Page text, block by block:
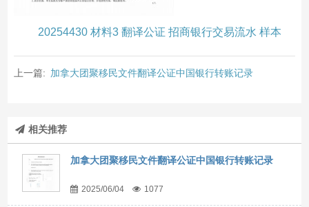
20254430 材料3 翻译公证 招商银行交易流水 样本
上一篇: 加拿大团聚移民文件翻译公证中国银行转账记录
相关推荐
加拿大团聚移民文件翻译公证中国银行转账记录
2025/06/04 1077